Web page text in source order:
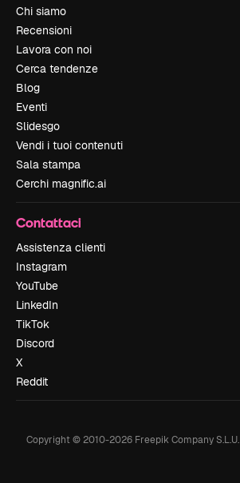
Chi siamo
Recensioni
Lavora con noi
Cerca tendenze
Blog
Eventi
Slidesgo
Vendi i tuoi contenuti
Sala stampa
Cerchi magnific.ai
Contattaci
Assistenza clienti
Instagram
YouTube
LinkedIn
TikTok
Discord
X
Reddit
Copyright © 2010-2026Freepik Company S.L.U.